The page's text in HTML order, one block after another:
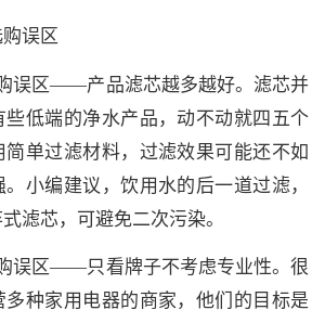
误区
误区——产品滤芯越多越好。滤芯并
些低端的净水产品，动不动就四五个
简单过滤材料，过滤效果可能还不如
小编建议，饮用水的后一道过滤，
滤芯，可避免二次污染。
误区——只看牌子不考虑专业性。很
多种家用电器的商家，他们的目标是